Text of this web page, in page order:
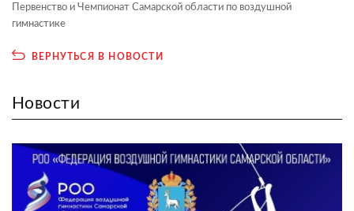
Первенство и Чемпионат Самарской области по воздушной
гимнастике
Новости
ВЕРНУТЬСЯ В НОВОСТИ